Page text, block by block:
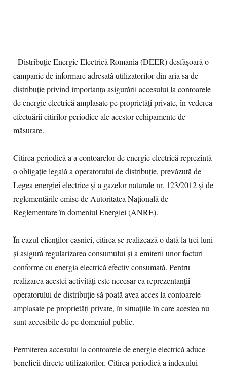
Distribuție Energie Electrică Romania (DEER) desfășoară o
campanie de informare adresată utilizatorilor din aria sa de
distribuție privind importanța asigurării accesului la contoarele
de energie electrică amplasate pe proprietăți private, în vederea
efectuării citirilor periodice ale acestor echipamente de
măsurare.
Citirea periodică a a contoarelor de energie electrică reprezintă
o obligație legală a operatorului de distribuție, prevăzută de
Legea energiei electrice și a gazelor naturale nr. 123/2012 și de
reglementările emise de Autoritatea Națională de
Reglementare în domeniul Energiei (ANRE).
În cazul clienților casnici, citirea se realizează o dată la trei luni
și asigură regularizarea consumului și a emiterii unor facturi
conforme cu energia electrică efectiv consumată. Pentru
realizarea acestei activități este necesar ca reprezentanții
operatorului de distribuție să poată avea acces la contoarele
amplasate pe proprietăți private, în situațiile în care acestea nu
sunt accesibile de pe domeniul public.
Permiterea accesului la contoarele de energie electrică aduce
beneficii directe utilizatorilor. Citirea periodică a indexului